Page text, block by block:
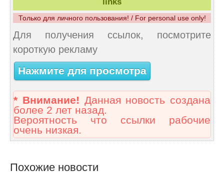
Только для личного пользования! / For personal use only!
Для получения ссылок, посмотрите
короткую рекламу
Нажмите для просмотра
* Внимание! Данная новость создана
более 2 лет назад.
Вероятность что ссылки рабочие
очень низкая.
Похожие новости